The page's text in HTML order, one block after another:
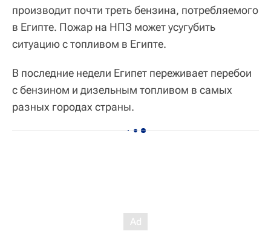
производит почти треть бензина, потребляемого
в Египте. Пожар на НПЗ может усугубить
ситуацию с топливом в Египте.
В последние недели Египет переживает перебои
с бензином и дизельным топливом в самых
разных городах страны.